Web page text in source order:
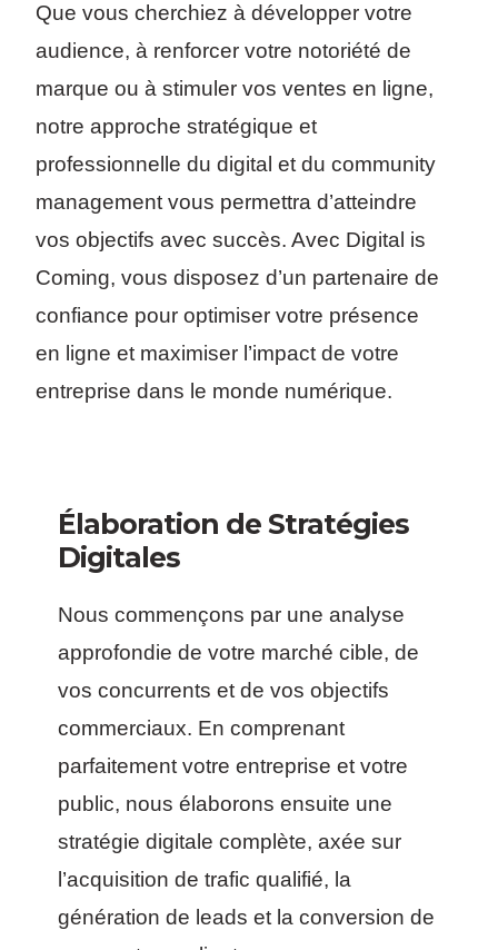
Que vous cherchiez à développer votre
audience, à renforcer votre notoriété de
marque ou à stimuler vos ventes en ligne,
notre approche stratégique et
professionnelle du digital et du community
management vous permettra d’atteindre
vos objectifs avec succès. Avec Digital is
Coming, vous disposez d’un partenaire de
confiance pour optimiser votre présence
en ligne et maximiser l’impact de votre
entreprise dans le monde numérique.
Élaboration de Stratégies
Digitales
Nous commençons par une analyse
approfondie de votre marché cible, de
vos concurrents et de vos objectifs
commerciaux. En comprenant
parfaitement votre entreprise et votre
public, nous élaborons ensuite une
stratégie digitale complète, axée sur
l’acquisition de trafic qualifié, la
génération de leads et la conversion de